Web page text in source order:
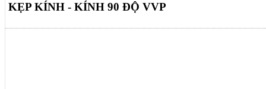
KẸP KÍNH - KÍNH 90 ĐỘ VVP